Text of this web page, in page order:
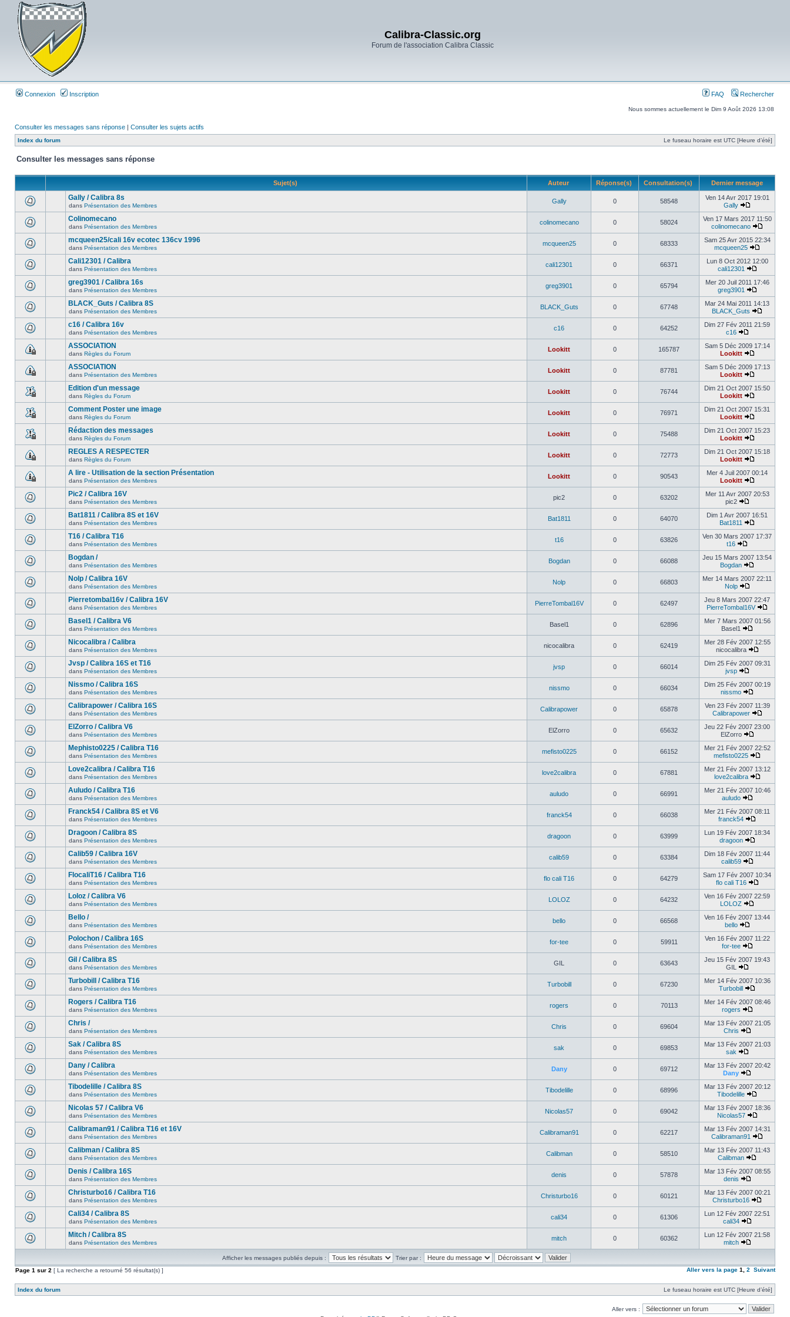
Calibra-Classic.org
Forum de l'association Calibra Classic
Connexion Inscription FAQ Rechercher
Nous sommes actuellement le Dim 9 Août 2026 13:08
Consulter les messages sans réponse | Consulter les sujets actifs
Index du forum Le fuseau horaire est UTC [Heure d’été]
Consulter les messages sans réponse
Sujet(s) Auteur Réponse(s) Consultation(s) Dernier message
Gally / Calibra 8s
dans Présentation des Membres
Gally 0 58548
Ven 14 Avr 2017 19:01
Gally
Colinomecano
dans Présentation des Membres
colinomecano 0 58024
Ven 17 Mars 2017 11:50
colinomecano
mcqueen25/cali 16v ecotec 136cv 1996
dans Présentation des Membres
mcqueen25 0 68333
Sam 25 Avr 2015 22:34
mcqueen25
Cali12301 / Calibra
dans Présentation des Membres
cali12301 0 66371
Lun 8 Oct 2012 12:00
cali12301
greg3901 / Calibra 16s
dans Présentation des Membres
greg3901 0 65794
Mer 20 Juil 2011 17:46
greg3901
BLACK_Guts / Calibra 8S
dans Présentation des Membres
BLACK_Guts 0 67748
Mar 24 Mai 2011 14:13
BLACK_Guts
c16 / Calibra 16v
dans Présentation des Membres
c16 0 64252
Dim 27 Fév 2011 21:59
c16
ASSOCIATION
dans Règles du Forum
Lookitt 0 165787
Sam 5 Déc 2009 17:14
Lookitt
ASSOCIATION
dans Présentation des Membres
Lookitt 0 87781
Sam 5 Déc 2009 17:13
Lookitt
Edition d'un message
dans Règles du Forum
Lookitt 0 76744
Dim 21 Oct 2007 15:50
Lookitt
Comment Poster une image
dans Règles du Forum
Lookitt 0 76971
Dim 21 Oct 2007 15:31
Lookitt
Rédaction des messages
dans Règles du Forum
Lookitt 0 75488
Dim 21 Oct 2007 15:23
Lookitt
REGLES A RESPECTER
dans Règles du Forum
Lookitt 0 72773
Dim 21 Oct 2007 15:18
Lookitt
A lire - Utilisation de la section Présentation
dans Présentation des Membres
Lookitt 0 90543
Mer 4 Juil 2007 00:14
Lookitt
Pic2 / Calibra 16V
dans Présentation des Membres
pic2 0 63202
Mer 11 Avr 2007 20:53
pic2
Bat1811 / Calibra 8S et 16V
dans Présentation des Membres
Bat1811 0 64070
Dim 1 Avr 2007 16:51
Bat1811
T16 / Calibra T16
dans Présentation des Membres
t16 0 63826
Ven 30 Mars 2007 17:37
t16
Bogdan /
dans Présentation des Membres
Bogdan 0 66088
Jeu 15 Mars 2007 13:54
Bogdan
Nolp / Calibra 16V
dans Présentation des Membres
Nolp 0 66803
Mer 14 Mars 2007 22:11
Nolp
Pierretombal16v / Calibra 16V
dans Présentation des Membres
PierreTombal16V 0 62497
Jeu 8 Mars 2007 22:47
PierreTombal16V
Basel1 / Calibra V6
dans Présentation des Membres
Basel1 0 62896
Mer 7 Mars 2007 01:56
Basel1
Nicocalibra / Calibra
dans Présentation des Membres
nicocalibra 0 62419
Mer 28 Fév 2007 12:55
nicocalibra
Jvsp / Calibra 16S et T16
dans Présentation des Membres
jvsp 0 66014
Dim 25 Fév 2007 09:31
jvsp
Nissmo / Calibra 16S
dans Présentation des Membres
nissmo 0 66034
Dim 25 Fév 2007 00:19
nissmo
Calibrapower / Calibra 16S
dans Présentation des Membres
Calibrapower 0 65878
Ven 23 Fév 2007 11:39
Calibrapower
ElZorro / Calibra V6
dans Présentation des Membres
ElZorro 0 65632
Jeu 22 Fév 2007 23:00
ElZorro
Mephisto0225 / Calibra T16
dans Présentation des Membres
mefisto0225 0 66152
Mer 21 Fév 2007 22:52
mefisto0225
Love2calibra / Calibra T16
dans Présentation des Membres
love2calibra 0 67881
Mer 21 Fév 2007 13:12
love2calibra
Auludo / Calibra T16
dans Présentation des Membres
auludo 0 66991
Mer 21 Fév 2007 10:46
auludo
Franck54 / Calibra 8S et V6
dans Présentation des Membres
franck54 0 66038
Mer 21 Fév 2007 08:11
franck54
Dragoon / Calibra 8S
dans Présentation des Membres
dragoon 0 63999
Lun 19 Fév 2007 18:34
dragoon
Calib59 / Calibra 16V
dans Présentation des Membres
calib59 0 63384
Dim 18 Fév 2007 11:44
calib59
FlocaliT16 / Calibra T16
dans Présentation des Membres
flo cali T16 0 64279
Sam 17 Fév 2007 10:34
flo cali T16
Loloz / Calibra V6
dans Présentation des Membres
LOLOZ 0 64232
Ven 16 Fév 2007 22:59
LOLOZ
Bello /
dans Présentation des Membres
bello 0 66568
Ven 16 Fév 2007 13:44
bello
Polochon / Calibra 16S
dans Présentation des Membres
for-tee 0 59911
Ven 16 Fév 2007 11:22
for-tee
Gil / Calibra 8S
dans Présentation des Membres
GIL 0 63643
Jeu 15 Fév 2007 19:43
GIL
Turbobill / Calibra T16
dans Présentation des Membres
Turbobill 0 67230
Mer 14 Fév 2007 10:36
Turbobill
Rogers / Calibra T16
dans Présentation des Membres
rogers 0 70113
Mer 14 Fév 2007 08:46
rogers
Chris /
dans Présentation des Membres
Chris 0 69604
Mar 13 Fév 2007 21:05
Chris
Sak / Calibra 8S
dans Présentation des Membres
sak 0 69853
Mar 13 Fév 2007 21:03
sak
Dany / Calibra
dans Présentation des Membres
Dany 0 69712
Mar 13 Fév 2007 20:42
Dany
Tibodelille / Calibra 8S
dans Présentation des Membres
Tibodelille 0 68996
Mar 13 Fév 2007 20:12
Tibodelille
Nicolas 57 / Calibra V6
dans Présentation des Membres
Nicolas57 0 69042
Mar 13 Fév 2007 18:36
Nicolas57
Calibraman91 / Calibra T16 et 16V
dans Présentation des Membres
Calibraman91 0 62217
Mar 13 Fév 2007 14:31
Calibraman91
Calibman / Calibra 8S
dans Présentation des Membres
Calibman 0 58510
Mar 13 Fév 2007 11:43
Calibman
Denis / Calibra 16S
dans Présentation des Membres
denis 0 57878
Mar 13 Fév 2007 08:55
denis
Christurbo16 / Calibra T16
dans Présentation des Membres
Christurbo16 0 60121
Mar 13 Fév 2007 00:21
Christurbo16
Cali34 / Calibra 8S
dans Présentation des Membres
cali34 0 61306
Lun 12 Fév 2007 22:51
cali34
Mitch / Calibra 8S
dans Présentation des Membres
mitch 0 60362
Lun 12 Fév 2007 21:58
mitch
Afficher les messages publiés depuis :
Trier par :
Page 1 sur 2 [ La recherche a retourné 56 résultat(s) ] Aller vers la page 1 2 Suivant
Index du forum Le fuseau horaire est UTC [Heure d’été]
Aller vers :